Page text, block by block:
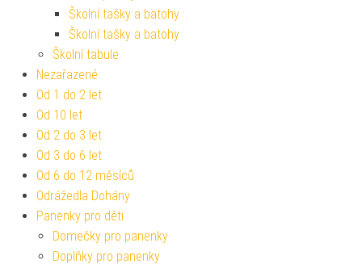
Školní tašky a batohy
Školní tašky a batohy
Školní tabule
Nezařazené
Od 1 do 2 let
Od 10 let
Od 2 do 3 let
Od 3 do 6 let
Od 6 do 12 měsíců
Odrážedla Dohány
Panenky pro děti
Domečky pro panenky
Doplňky pro panenky